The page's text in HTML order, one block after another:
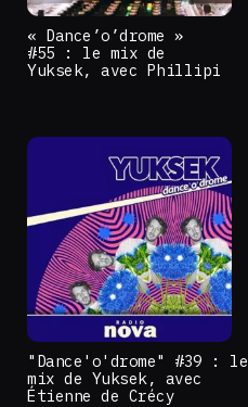
« Dance’o’drome »
#55 : le mix de
Yuksek, avec Phillipi
"Dance'o'drome" #39 : le
mix de Yuksek, avec
Étienne de Crécy